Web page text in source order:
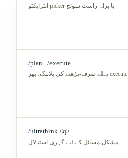
انٹرایکٹو picker یا براہِ راست سوئچ
/plan · /execute
پہلے صرف-پڑھنے کی پلاننگ، پھر execute
/ultrathink <q>
مشکل مسائل کے لیے گہری استدلال